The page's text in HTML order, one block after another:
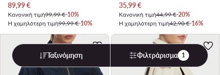
Τρέχουσα τιμή
89,99€
Κανονική τιμή99,99 €-10%
Η χαμηλότερη τιμή99,99 €-10%
Τρέχουσα τιμή
35,99€
Κανονική τιμή44,99 €-20%
Η χαμηλότερη τιμή42,90 €-16%
Ταξινόμηση Φιλτράρισμα 1